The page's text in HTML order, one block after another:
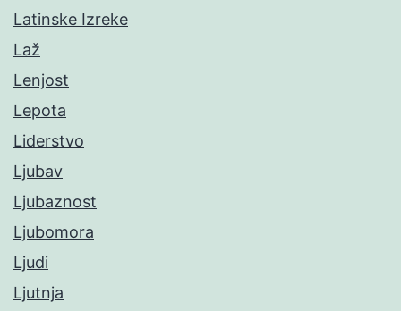
Latinske Izreke
Laž
Lenjost
Lepota
Liderstvo
Ljubav
Ljubaznost
Ljubomora
Ljudi
Ljutnja